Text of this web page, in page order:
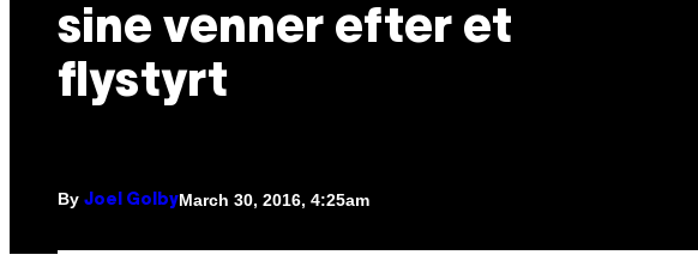
sine venner efter et
flystyrt
By Joel GolbyMarch 30, 2016, 4:25am